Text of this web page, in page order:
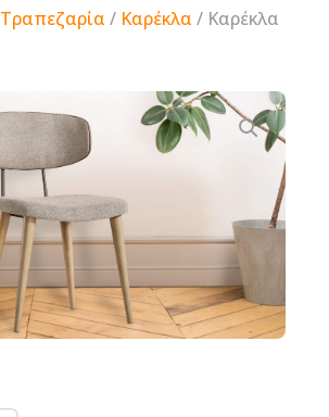
Τραπεζαρία / Καρέκλα / Καρέκλα